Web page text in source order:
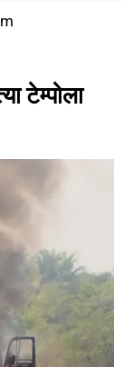
टेम्पोला